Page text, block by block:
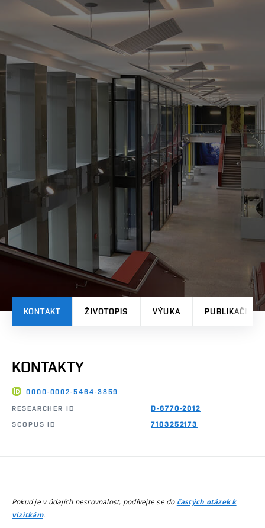
KONTAKT ŽIVOTOPIS VÝUKA PUBLIKAČNÍ
KONTAKTY
0000-0002-5464-3859
RESEARCHER ID
D-6770-2012
SCOPUS ID
7103252173
Pokud je v údajích nesrovnalost, podívejte se do častých otázek k
vizitkám.